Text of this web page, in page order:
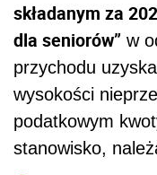
składanym za
dla seniorów” w
przychodu
wysokości
podatkowym
stanowisko,